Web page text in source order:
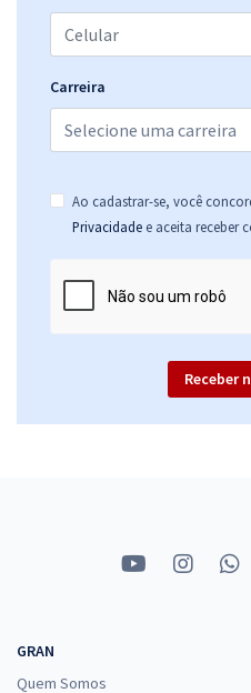
Carreira
Ao cadastrar-se, você
Privacidade e aceita receber
Receber
GRAN
Quem Somos